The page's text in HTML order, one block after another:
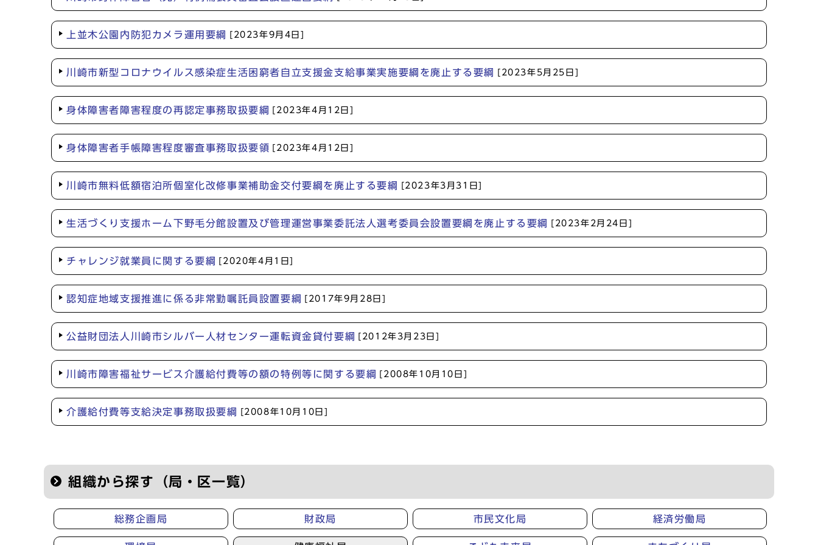
上並木公園内防犯カメラ運用要綱 [2023年9月4日]
川崎市新型コロナウイルス感染症生活困窮者自立支援金支給事業実施要綱を廃止する要綱 [2023年5月25日]
身体障害者障害程度の再認定事務取扱要綱 [2023年4月12日]
身体障害者手帳障害程度審査事務取扱要領 [2023年4月12日]
川崎市無料低額宿泊所個室化改修事業補助金交付要綱を廃止する要綱 [2023年3月31日]
生活づくり支援ホーム下野毛分館設置及び管理運営事業委託法人選考委員会設置要綱を廃止する要綱 [2023年2月24日]
チャレンジ就業員に関する要綱 [2020年4月1日]
認知症地域支援推進に係る非常勤嘱託員設置要綱 [2017年9月28日]
公益財団法人川崎市シルバー人材センター運転資金貸付要綱 [2012年3月23日]
川崎市障害福祉サービス介護給付費等の額の特例等に関する要綱 [2008年10月10日]
介護給付費等支給決定事務取扱要綱 [2008年10月10日]
組織から探す（局・区一覧）
総務企画局 財政局 市民文化局 経済労働局